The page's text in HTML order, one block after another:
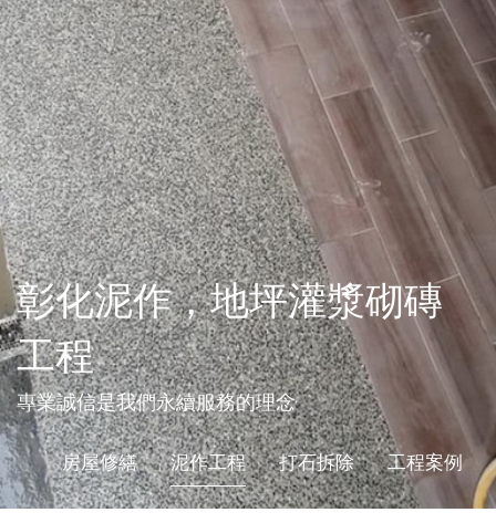
彰化泥作，地坪灌漿砌磚
工程
專業誠信是我們永續服務的理念
房屋修繕 泥作工程 打石拆除 工程案例